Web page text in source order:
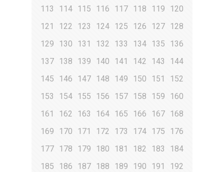
113
114 115 116 117 118 119
120
121
122 123 124 125 126 127 128
129
130 131 132 133 134 135
136
137 138 139 140 141 142 143
144
145
146 147 148 149 150 151
152
153
154 155 156 157 158 159
160
161
162 163 164 165 166 167 168
169
170 171 172 173 174 175
176
177 178 179 180 181 182 183
184
185
186 187 188 189 190 191
192